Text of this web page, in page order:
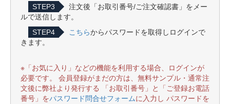
STEP3
注文後「お取引番号/ご注文確認書」をメー
ルで送信します。
STEP4
こちらからパスワードを取得しログインで
きます。
※「お気に入り」などの機能を利用する場合、ログインが
必要です。 会員登録がまだの方は、無料サンプル・通常注
文後に弊社より発行する 「お取引番号」と「ご登録お電話
番号」をパスワード問合せフォームに入力し パスワードを